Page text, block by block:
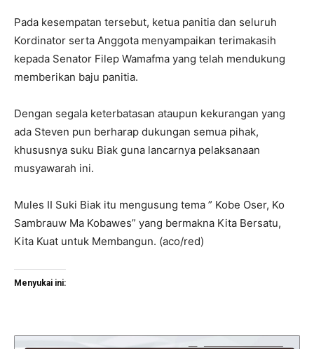
Pada kesempatan tersebut, ketua panitia dan seluruh
Kordinator serta Anggota menyampaikan terimakasih
kepada Senator Filep Wamafma yang telah mendukung
memberikan baju panitia.
Dengan segala keterbatasan ataupun kekurangan yang
ada Steven pun berharap dukungan semua pihak,
khususnya suku Biak guna lancarnya pelaksanaan
musyawarah ini.
Mules II Suki Biak itu mengusung tema ” Kobe Oser, Ko
Sambrauw Ma Kobawes” yang bermakna Kita Bersatu,
Kita Kuat untuk Membangun. (aco/red)
Menyukai ini: